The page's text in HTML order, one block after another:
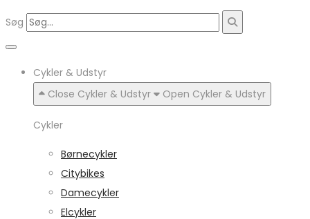
Søg
Cykler & Udstyr
Close Cykler & Udstyr
Open Cykler & Udstyr
Cykler
Børnecykler
Citybikes
Damecykler
Elcykler